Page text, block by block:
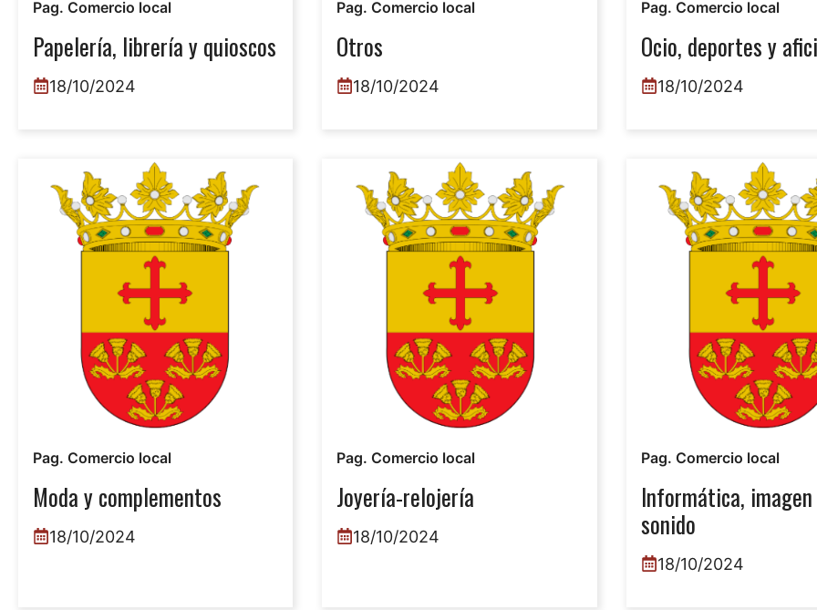
Pag. Comercio local
Papelería, librería y quioscos
18/10/2024
Pag. Comercio local
Otros
18/10/2024
Pag. Comercio local
Ocio, deportes y
18/10/2024
Pag. Comercio local
Moda y complementos
18/10/2024
Pag. Comercio local
Joyería-relojería
18/10/2024
Pag. Comercio local
Informática,
sonido
18/10/2024